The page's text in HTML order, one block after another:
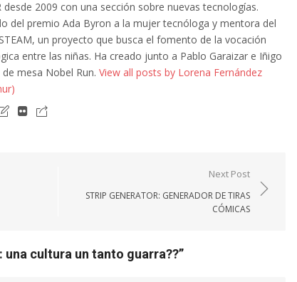
desde 2009 con una sección sobre nuevas tecnologías.
del premio Ada Byron a la mujer tecnóloga y mentora del
un proyecto que busca el fomento de la vocación
entre las niñas. Ha creado junto a Pablo Garaizar e Iñigo
mesa Nobel Run. View all posts by Lorena Fernández
Next Post
STRIP GENERATOR: GENERADOR DE TIRAS
CÓMICAS
una cultura un tanto guarra??”